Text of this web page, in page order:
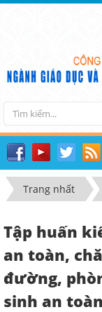
Trang nhất
Tập huấn
an toàn,
đường,
sinh an